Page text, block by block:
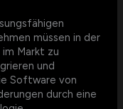
müssen in der
im Markt zu
und
Software von
durch eine